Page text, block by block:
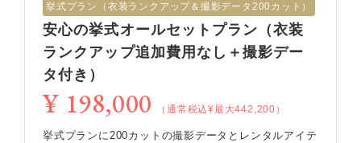
挙式︎プラン（衣装ランクアップ＆撮影データ200カット）
安心の挙式オールセットプラン（衣装
ランクアップ追加費用なし＋撮影デー
タ付き）
¥ 198,000 （通常税込¥最大442,200）
挙式プランに200カットの撮影データとレンタルアイテ